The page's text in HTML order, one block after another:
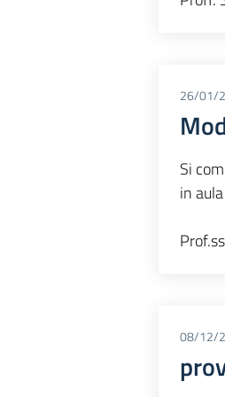
26/01/
Si
in
08/12/